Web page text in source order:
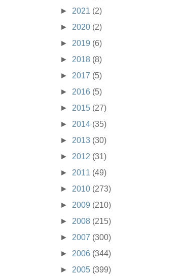
► 2021 (2)
► 2020 (2)
► 2019 (6)
► 2018 (8)
► 2017 (5)
► 2016 (5)
► 2015 (27)
► 2014 (35)
► 2013 (30)
► 2012 (31)
► 2011 (49)
► 2010 (273)
► 2009 (210)
► 2008 (215)
► 2007 (300)
► 2006 (344)
► 2005 (399)